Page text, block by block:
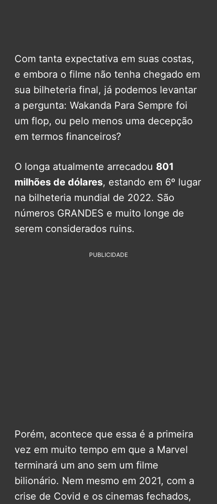
Com tanta expectativa em suas costas,
e embora o filme não tenha chegado em
sua bilheteria final, já podemos levantar
a pergunta: Wakanda Para Sempre foi
um flop, ou pelo menos uma decepção
em termos financeiros?
O longa atualmente arrecadou 801
milhões de dólares, estando em 6º lugar
na bilheteria mundial de 2022. São
números GRANDES e muito longe de
serem considerados ruins.
PUBLICIDADE
Porém, acontece que essa é a primeira
vez em muito tempo em que a Marvel
terminará um ano sem um filme
bilionário. Nem mesmo em 2021, com a
crise de Covid e os cinemas fechados,